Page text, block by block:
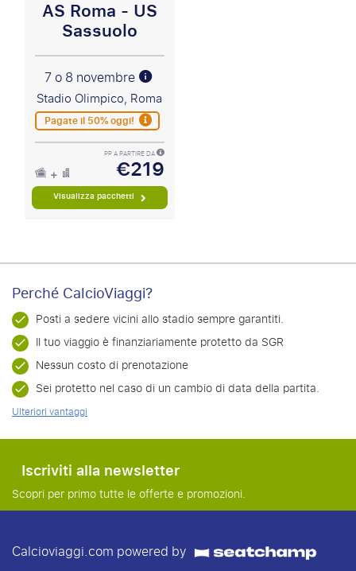
AS Roma - US
Sassuolo
7 o 8 novembre
Stadio Olimpico, Roma
Pagate il 50% oggi!
PP A PARTIRE DA
€219
Visualizza pacchetti
Perché CalcioViaggi?
Posti a sedere vicini allo stadio sempre garantiti.
Il tuo viaggio è finanziariamente protetto da SGR
Nessun costo di prenotazione
Sei protetto nel caso di un cambio di data della partita.
Ulteriori vantaggi
Iscriviti alla newsletter
Scopri per primo tutte le offerte e promozioni.
Calcioviaggi.com powered by